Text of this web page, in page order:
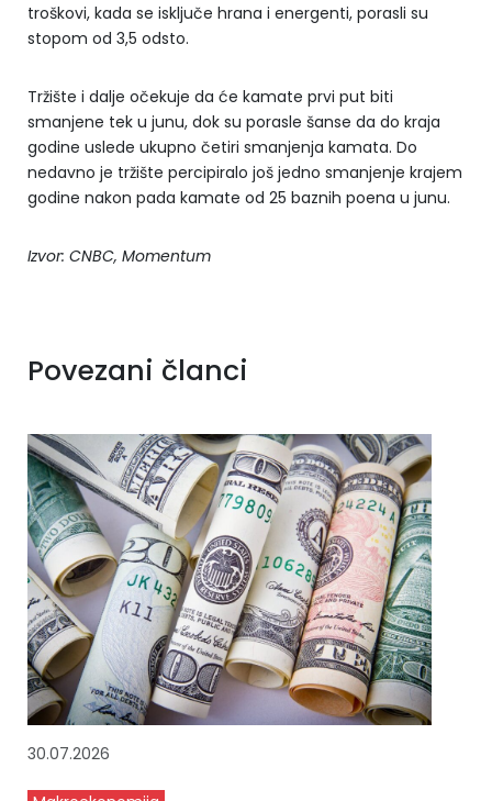
troškovi, kada se isključe hrana i energenti, porasli su
stopom od 3,5 odsto.
Tržište i dalje očekuje da će kamate prvi put biti
smanjene tek u junu, dok su porasle šanse da do kraja
godine uslede ukupno četiri smanjenja kamata. Do
nedavno je tržište percipiralo još jedno smanjenje krajem
godine nakon pada kamate od 25 baznih poena u junu.
Izvor: CNBC, Momentum
Povezani članci
30.07.2026